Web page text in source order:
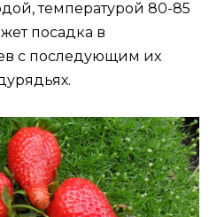
температурой 80-85
посадка в
с последующим их